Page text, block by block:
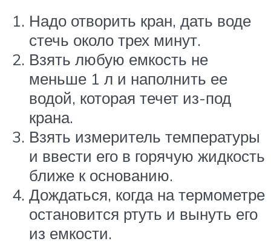
Надо отворить кран, дать воде
стечь около трех минут.
Взять любую емкость не
меньше 1 л и наполнить ее
водой, которая течет из-под
крана.
Взять измеритель температуры
и ввести его в горячую жидкость
ближе к основанию.
Дождаться, когда на термометре
остановится ртуть и вынуть его
из емкости.